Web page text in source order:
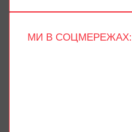
МИ В СОЦМЕРЕЖАХ: